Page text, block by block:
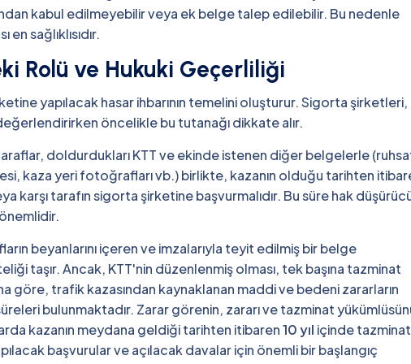
kabul edilmeyebilir veya ek belge talep edilebilir. Bu nedenle
sağlıklısıdır.
Rolü ve Hukuki Geçerliliği
yapılacak hasar ihbarının temelini oluşturur. Sigorta şirketleri,
öncelikle bu tutanağı dikkate alır.
doldurdukları KTT ve ekinde istenen diğer belgelerle
kaza yeri fotoğrafları vb.) birlikte, kazanın olduğu tarihten
karşı tarafın sigorta şirketine başvurmalıdır. Bu süre hak
beyanlarını içeren ve imzalarıyla teyit edilmiş bir belge
taşır. Ancak, KTT'nin düzenlenmiş olması, tek başına tazminat
göre, trafik kazasından kaynaklanan maddi ve bedeni zararların
bulunmaktadır. Zarar görenin, zararı ve tazminat
kazanın meydana geldiği tarihten itibaren10 yıl içinde tazminat
başvurular ve açılacak davalar için önemli bir başlangıç